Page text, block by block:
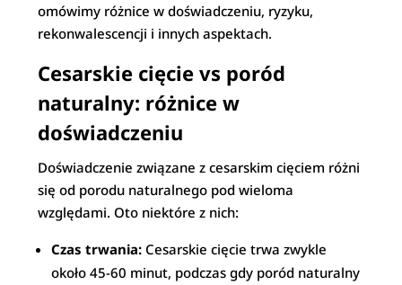
omówimy różnice w doświadczeniu, ryzyku,
rekonwalescencji i innych aspektach.
Cesarskie cięcie vs poród
naturalny: różnice w
doświadczeniu
Doświadczenie związane z cesarskim cięciem różni
się od porodu naturalnego pod wieloma
względami. Oto niektóre z nich:
Czas trwania: Cesarskie cięcie trwa zwykle
około 45-60 minut, podczas gdy poród naturalny